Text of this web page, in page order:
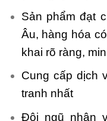
Sản phẩm đạt
Âu, hàng hóa
khai rõ ràng,
Cung cấp dịch
tranh nhất
Đội ngũ nhân